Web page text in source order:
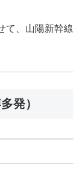
て、山陽新幹線
発）